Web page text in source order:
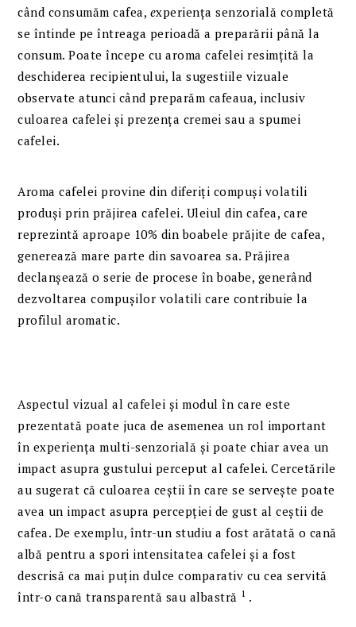
când consumăm cafea, experiența senzorială completă
se întinde pe întreaga perioadă a preparării până la
consum. Poate începe cu aroma cafelei resimțită la
deschiderea recipientului, la sugestiile vizuale
observate atunci când preparăm cafeaua, inclusiv
culoarea cafelei și prezența cremei sau a spumei
cafelei.
Aroma cafelei provine din diferiți compuși volatili
produși prin prăjirea cafelei. Uleiul din cafea, care
reprezintă aproape 10% din boabele prăjite de cafea,
generează mare parte din savoarea sa. Prăjirea
declanșează o serie de procese în boabe, generând
dezvoltarea compușilor volatili care contribuie la
profilul aromatic.
Aspectul vizual al cafelei și modul în care este
prezentată poate juca de asemenea un rol important
în experiența multi-senzorială și poate chiar avea un
impact asupra gustului perceput al cafelei. Cercetările
au sugerat că culoarea ceștii în care se servește poate
avea un impact asupra percepției de gust al ceștii de
cafea. De exemplu, într-un studiu a fost arătată o cană
albă pentru a spori intensitatea cafelei și a fost
descrisă ca mai puțin dulce comparativ cu cea servită
într-o cană transparentă sau albastră 1 .